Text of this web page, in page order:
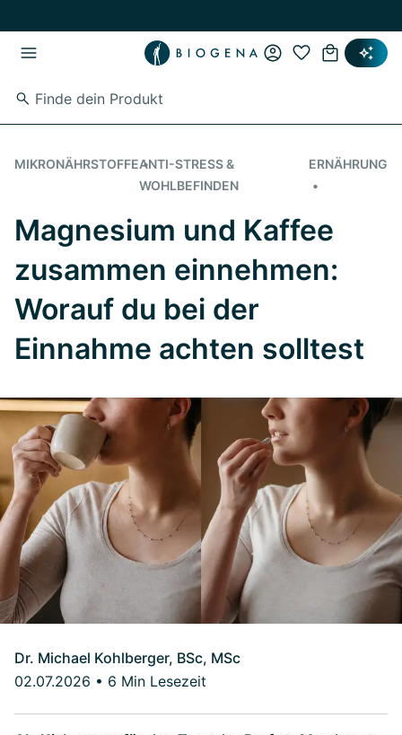
MIKRONÄHRSTOFFEANTI-STRESS &
WOHLBEFINDEN
ERNÄHRUNG
Magnesium und Kaffee
zusammen einnehmen:
Worauf du bei der
Einnahme achten solltest
Dr. Michael Kohlberger, BSc, MSc
02.07.2026 • 6 Min Lesezeit